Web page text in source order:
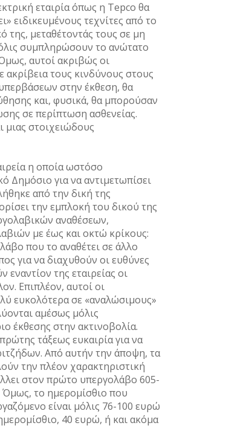
εταιρία όπως η Tepco θα
ειδικευμένους τεχνίτες από το
της, μεταθέτοντάς τους σε μη
συμπληρώσουν το ανώτατο
αυτοί ακριβώς οι
ακρίβεια τους κινδύνους στους
υπερβάσεων στην έκθεση, θα
και, φυσικά, θα μπορούσαν
σε περίπτωση ασθενείας.
στοιχειώδους
η οποία ωστόσο
Δημόσιο για να αντιμετωπίσει
από την δική της
την εμπλοκή του δικού της
αναθέσεων,
με έως και οκτώ κρίκους:
που το αναθέτει σε άλλο
για να διαχυθούν οι ευθύνες
της εταιρείας οι
Επιπλέον, αυτοί οι
ευκολότερα σε «αναλώσιμους»
αμέσως μόλις
έκθεσης στην ακτινοβολία.
τάξεως ευκαιρία για να
Από αυτήν την άποψη, τα
την πλέον χαρακτηριστική
στον πρώτο υπεργολάβο 605-
Όμως, το ημερομίσθιο που
είναι μόλις 76-100 ευρώ
40 ευρώ, ή και ακόμα